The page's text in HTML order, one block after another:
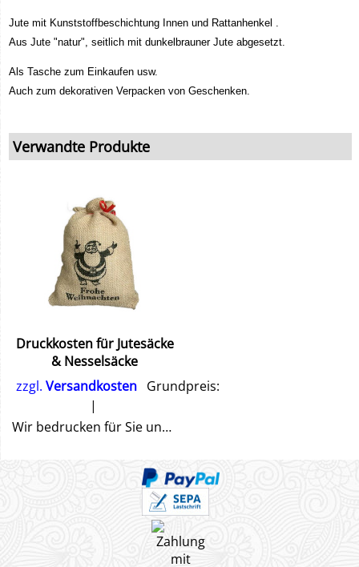
Jute mit Kunststoffbeschichtung Innen und Rattanhenkel .
Aus Jute "natur", seitlich mit dunkelbrauner Jute abgesetzt.
Als Tasche zum Einkaufen usw.
Auch zum dekorativen Verpacken von Geschenken.
Verwandte Produkte
Druckkosten für Jutesäcke
& Nesselsäcke
zzgl.Versandkosten Grundpreis:
Wir bedrucken für Sie unsere Jute- & Nesselsäcke ganz individuell nach Ihren Wünschen